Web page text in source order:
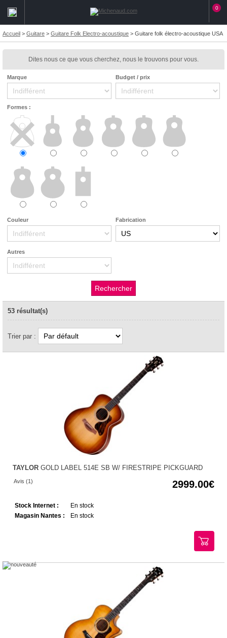
0
Accueil > Guitare > Guitare Folk Electro-acoustique > Guitare folk électro-acoustique USA
Dites nous ce que vous cherchez, nous le trouvons pour vous.
Marque Budget / prix
Formes :
Couleur Fabrication
Autres
53 résultat(s)
Trier par :
TAYLOR GOLD LABEL 514E SB W/ FIRESTRIPE PICKGUARD
Avis (1) 2999.00
Stock Internet :
En stock
Magasin Nantes :
En stock